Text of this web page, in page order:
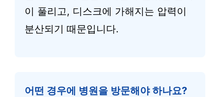
이 풀리고, 디스크에 가해지는 압력이
분산되기 때문입니다.
어떤 경우에 병원을 방문해야 하나요?